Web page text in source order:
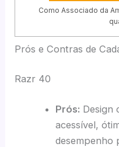
Como Associado da
Prós e Contras de
Razr 40
Prós: Design
acessível,
desempenho